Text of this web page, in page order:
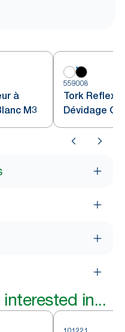
à
M3
559008
Tork
Dévidage
Turquoise M3
in...